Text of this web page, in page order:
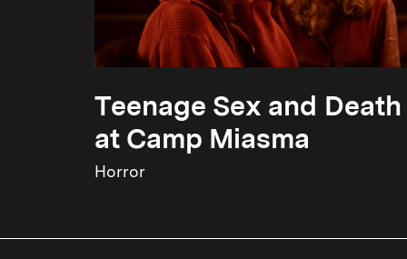
Teenage Sex and Death
at Camp Miasma
Horror